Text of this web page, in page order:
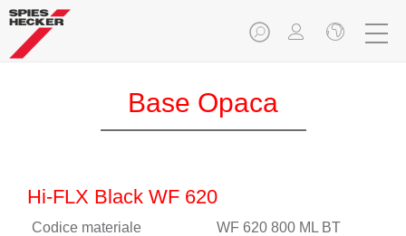
Base Opaca
Hi-FLX Black WF 620
Codice materiale WF 620 800 ML BT